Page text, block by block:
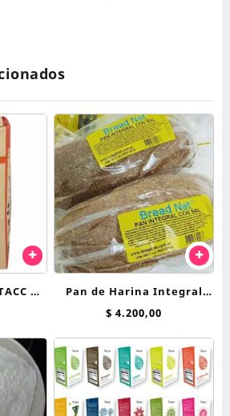
x
Pan de Harina Integral
Breadnet
$ 4.200,00